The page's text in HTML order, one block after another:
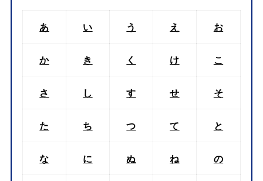
あ い う え お
か き く け こ
さ し す せ そ
た ち つ て と
な に ぬ ね の